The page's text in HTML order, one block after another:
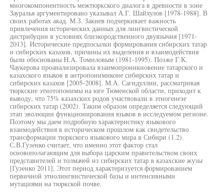
многокомпонентность межтюркского диалога в древности в зоне
Зауралья аргументировано указывал А.Г. Шайхулов [1978-1988]. В
своих работах акад. М.З. Закиев подчеркивает важность
привлечения исторических данных для лингвистической
дистрибуции в условиях близкородственного двуязычия [1971-
2013]. Исторические предпосылки формирования сибирских татар
и сибирских казахов, причины их выделения и взаимодействия
были обоснованы H.A. Томиловым (1981-1995). Позже Г.К.
Чаукерова проанализировала взаимопроникновение татарского и
казахского языков в антропонимиконе сибирских татар и
сибирских казахов [2005-2008]. М.А. Сагидуллин, рассматривая
тюркские этнотопонимы на юге Тюменской области, приходит к
выводу, что 75% казахских родов участвовали в этногенезе
сибирских татар (2002). Таким образом определяется следующий
этап эволюции функционирования языков в исследуемом регионе.
Поэтому мы даем подробную характеристику языкового
взаимодействия в историческом прошлом как свидетельство
трансформации тюркского языкового мира в Сибири (1.2).
С.В.Гузенко считает, что именно этот фактор стал
основополагающим для выбора царским правительством своих
представителей и толмачей из сибирских татар в казахские жузы
[Гузенко 2011]. Этот период характеризуется формированием
первичной этнолингвистической базы и интенсивными
мутациями на тюркской почве.